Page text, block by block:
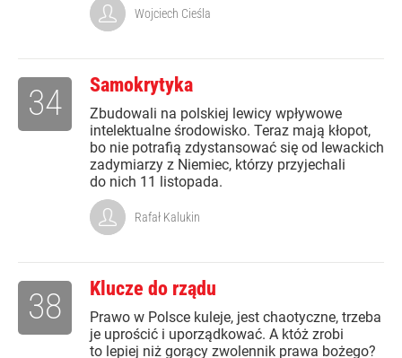
Wojciech Cieśla
Samokrytyka
Zbudowali na polskiej lewicy wpływowe
intelektualne środowisko. Teraz mają kłopot,
bo nie potrafią zdystansować się od lewackich
zadymiarzy z Niemiec, którzy przyjechali
do nich 11 listopada.
34
Rafał Kalukin
Klucze do rządu
Prawo w Polsce kuleje, jest chaotyczne, trzeba
je uprościć i uporządkować. A któż zrobi
to lepiej niż gorący zwolennik prawa bożego?
38